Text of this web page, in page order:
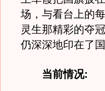
场，与看台上的
灵生那精彩的夺
仍深深地印在了
当前情况: